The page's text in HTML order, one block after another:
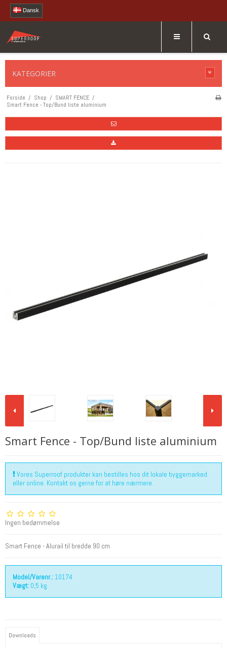
Dansk
KATEGORIER
Forside / Shop / SMART FENCE /
Smart Fence - Top/Bund liste aluminium
Smart Fence - Top/Bund liste aluminium
Vores Superroof produkter kan bestilles hos dit lokale byggemarked
eller online. Kontakt os gerne for at høre nærmere.
Ingen bedømmelse
Smart Fence - Alurail til bredde 90 cm
Model/Varenr.:10174
Vægt: 0,5 kg.
Downloads